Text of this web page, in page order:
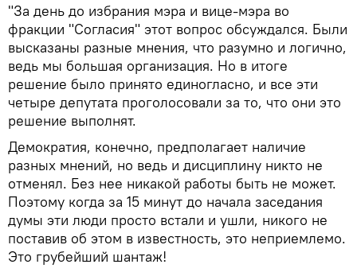
"За день до избрания мэра и вице-мэра во
фракции "Согласия" этот вопрос обсуждался. Были
высказаны разные мнения, что разумно и логично,
ведь мы большая организация. Но в итоге
решение было принято единогласно, и все эти
четыре депутата проголосовали за то, что они это
решение выполнят.
Демократия, конечно, предполагает наличие
разных мнений, но ведь и дисциплину никто не
отменял. Без нее никакой работы быть не может.
Поэтому когда за 15 минут до начала заседания
думы эти люди просто встали и ушли, никого не
поставив об этом в известность, это неприемлемо.
Это грубейший шантаж!